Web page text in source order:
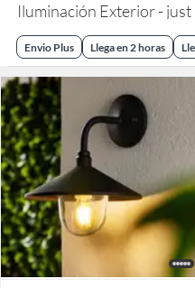
Iluminación Exterior -
Envio Plus Llega en 2 horas